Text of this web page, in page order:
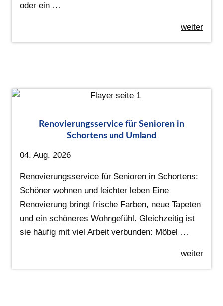
oder ein …
weiter
Renovierungsservice für Senioren in
Schortens und Umland
04. Aug. 2026
Renovierungsservice für Senioren in Schortens:
Schöner wohnen und leichter leben Eine
Renovierung bringt frische Farben, neue Tapeten
und ein schöneres Wohngefühl. Gleichzeitig ist
sie häufig mit viel Arbeit verbunden: Möbel …
weiter